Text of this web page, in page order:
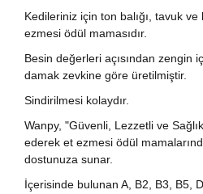
Kedileriniz için ton balığı, tavuk ve
ezmesi ödül mamasıdır.
Besin değerleri açısından zengin
damak zevkine göre üretilmiştir.
Sindirilmesi kolaydır.
Wanpy, "Güvenli, Lezzetli ve
ederek et ezmesi ödül
dostunuza sunar.
İçerisinde bulunan A, B2, B3, B5,